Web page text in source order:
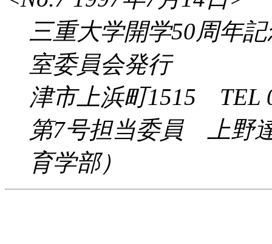
三重大学開学50周年
室委員会発行
津市上浜町1515 TEL
第7号担当委員 上野
育学部）